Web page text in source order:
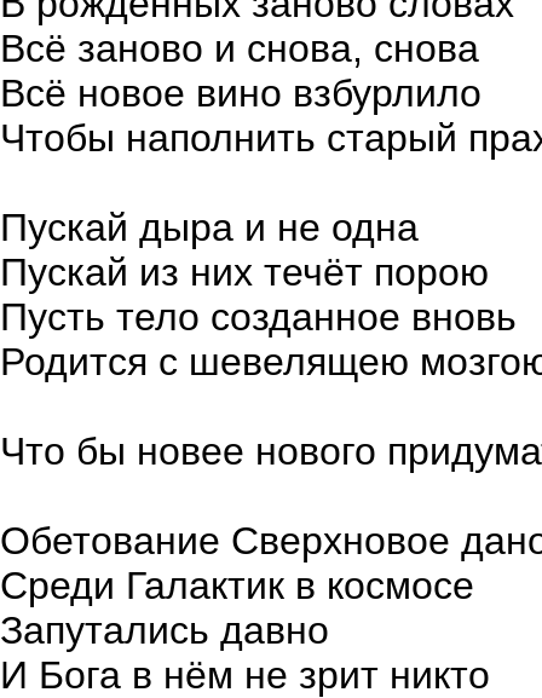
Всё заново и снова, снова
Всё новое вино взбурлило
Чтобы наполнить старый
Пускай дыра и не одна
Пускай из них течёт порою
Пусть тело созданное вновь
Родится с шевелящею
Что бы новее нового
Обетование Сверхновое
Среди Галактик в космосе
Запутались давно
И Бога в нём не зрит никто